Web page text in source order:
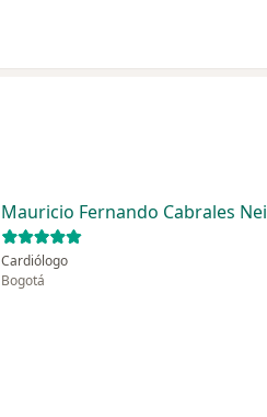
Mauricio Fernando Cabrales
Cardiólogo
Bogotá